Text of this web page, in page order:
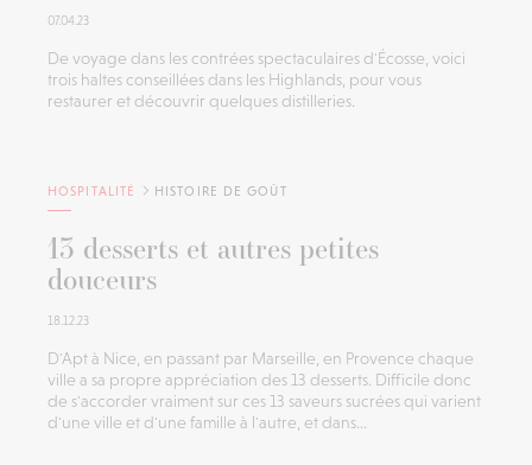
07.04.23
De voyage dans les contrées spectaculaires d'Écosse, voici
trois haltes conseillées dans les Highlands, pour vous
restaurer et découvrir quelques distilleries.
HOSPITALITÉ HISTOIRE DE GOÛT
13 desserts et autres petites
douceurs
18.12.23
D'Apt à Nice, en passant par Marseille, en Provence chaque
ville a sa propre appréciation des 13 desserts. Difficile donc
de s'accorder vraiment sur ces 13 saveurs sucrées qui varient
d'une ville et d'une famille à l'autre, et dans...